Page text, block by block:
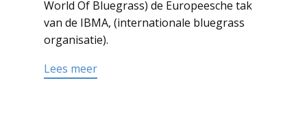
World Of Bluegrass) de Europeesche tak
van de IBMA, (internationale bluegrass
organisatie).
Lees meer